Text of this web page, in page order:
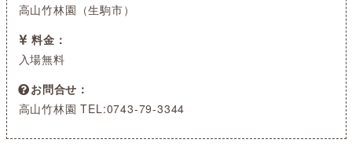
高山竹林園（生駒市）
料金
入場無料
お問合せ
高山竹林園 TEL:0743-79-3344